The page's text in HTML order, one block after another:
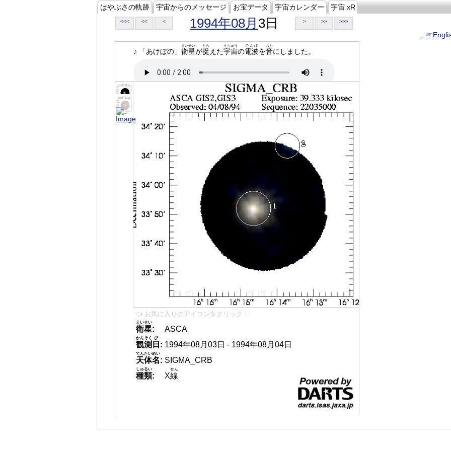
はやぶさの軌跡 宇宙からのメッセージ お宝データ 宇宙カレンダー 宇宙 xR
<<< << < 1994年08月 3日 > >> >>>
♪ 「あけぼの」 衛星
えいせい
が捉
とら
えた宇宙
うちゅう
の電波
でんぱ
を音
おと
にしました。
👈 お気に入りのアイコンをクリック！
衛星
えいせい
:
ASCA
観測
かんそく
日
び
: 1994年08月03日 - 1994年08月04日
天体名
てんたいめい
: SIGMA_CRB
種類
しゅるい
: X線
せん